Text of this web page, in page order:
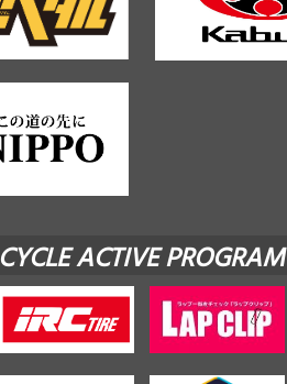
CYCLE ACTIVE PROGRAM